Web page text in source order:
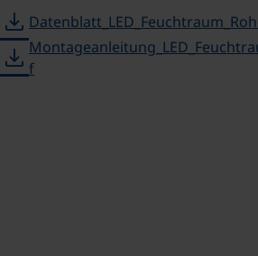
download
download f